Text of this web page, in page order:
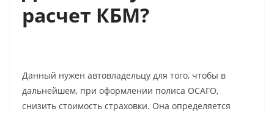
расчет КБМ?
Данный нужен автовладельцу для того, чтобы в
дальнейшем, при оформлении полиса ОСАГО,
снизить стоимость страховки. Она определяется